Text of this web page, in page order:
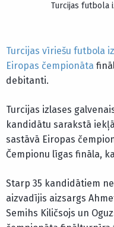
Turcijas futbola
Turcijas vīriešu futbola
Eiropas čempionāta
debitanti.
Turcijas izlases
kandidātu sarakstā
sastāvā Eiropas
Čempionu līgas fināla,
Starp 35 kandidātiem
aizvadījis aizsargs
Semihs Kiličsojs un